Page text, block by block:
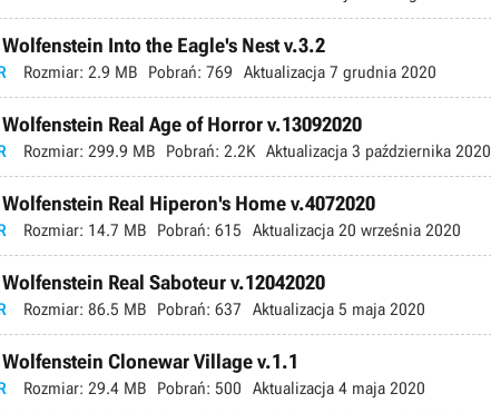
Into the Eagle's Nest v.3.2
Rozmiar: 2.9 MB Pobrań: 769 Aktualizacja 7 grudnia 2020
Real Age of Horror v.13092020
Rozmiar: 299.9 MB Pobrań: 2.2K Aktualizacja 3 października 2020
Real Hiperon's Home v.4072020
Rozmiar: 14.7 MB Pobrań: 615 Aktualizacja 20 września 2020
Real Saboteur v.12042020
Rozmiar: 86.5 MB Pobrań: 637 Aktualizacja 5 maja 2020
Clonewar Village v.1.1
Rozmiar: 29.4 MB Pobrań: 500 Aktualizacja 4 maja 2020